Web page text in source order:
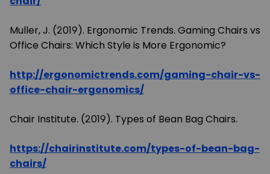
Muller, J. (2019). Ergonomic Trends. Gaming Chairs vs
Office Chairs: Which Style is More Ergonomic?
http://ergonomictrends.com/gaming-chair-vs-
office-chair-ergonomics/
Chair Institute. (2019). Types of Bean Bag Chairs.
https://chairinstitute.com/types-of-bean-bag-
chairs/